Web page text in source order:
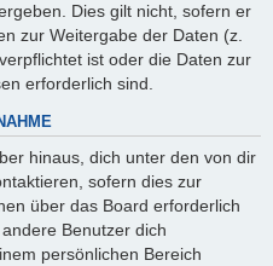
Dies gilt nicht, sofern er
zur Weitergabe der Daten (z.
ist oder die Daten zur
erforderlich sind.
hinaus, dich unter den von dir
sofern dies zur
über das Board erforderlich
Benutzer dich
persönlichen Bereich